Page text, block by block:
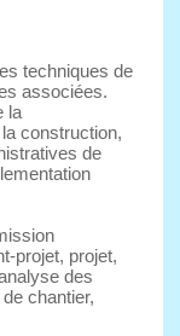
techniques de
associées.
la
construction,
de
projet, projet,
des
chantier,